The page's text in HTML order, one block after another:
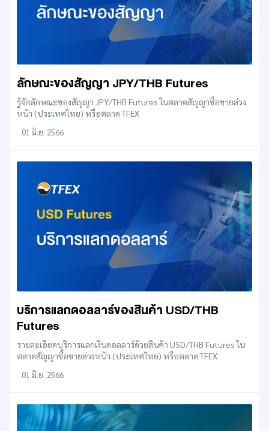
ลักษณะของสัญญา JPY/THB Futures
รู้จักลักษณะของสัญญา JPY/THB Futures ในตลาดสัญญาซื้อขายล่วง
หน้า (ประเทศไทย) หรือตลาด TFEX
01 มิ.ย. 2566
บริการแลกดอลลาร์ของสินค้า USD/THB
Futures
รายละเอียดบริการแลกเงินดอลลาร์ด้วยสินค้า USD/THB Futures ใน
ตลาดสัญญาซื้อขายล่วงหน้า (ประเทศไทย) หรือตลาด TFEX
01 มิ.ย. 2566